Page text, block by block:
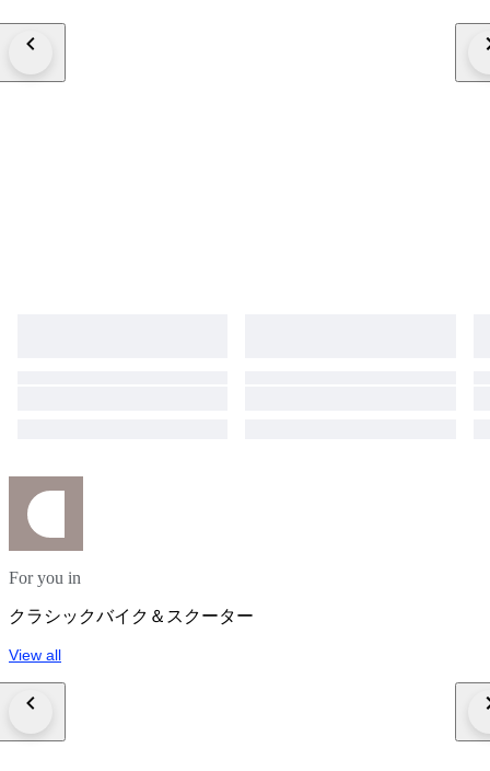
aangeboden zonder benzine en accu in verband met eventueel transport.
wij 4 dagen nodig zijn voor transport, dit is voor postpaketten niet voor
For you in
クラシックバイク＆スクーター
View all